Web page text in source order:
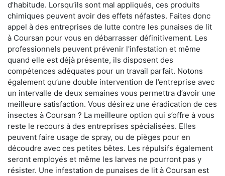
d’habitude. Lorsqu’ils sont mal appliqués, ces produits
chimiques peuvent avoir des effets néfastes. Faites donc
appel à des entreprises de lutte contre les punaises de lit
à Coursan pour vous en débarrasser définitivement. Les
professionnels peuvent prévenir l'infestation et même
quand elle est déjà présente, ils disposent des
compétences adéquates pour un travail parfait. Notons
également qu’une double intervention de l’entreprise avec
un intervalle de deux semaines vous permettra d’avoir une
meilleure satisfaction. Vous désirez une éradication de ces
insectes à Coursan ? La meilleure option qui s’offre à vous
reste le recours à des entreprises spécialisées. Elles
peuvent faire usage de spray, ou de pièges pour en
découdre avec ces petites bêtes. Les répulsifs également
seront employés et même les larves ne pourront pas y
résister. Une infestation de punaises de lit à Coursan est